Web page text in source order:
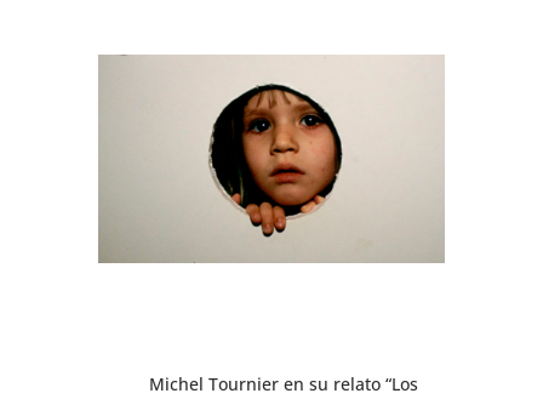
Michel Tournier en su relato “Los